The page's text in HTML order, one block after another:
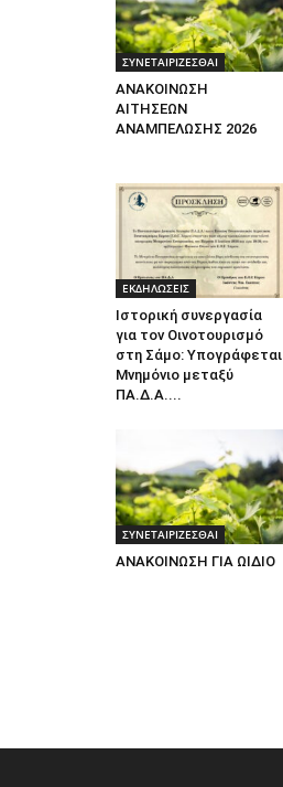
ΣΥΝΕΤΑΙΡΙΖΕΣΘΑΙ
ΑΝΑΚΟΙΝΩΣΗ
ΑΙΤΗΣΕΩΝ
ΑΝΑΜΠΕΛΩΣΗΣ 2026
ΕΚΔΗΛΩΣΕΙΣ
Ιστορική συνεργασία
για τον Οινοτουρισμό
στη Σάμο: Υπογράφεται
Μνημόνιο μεταξύ
ΠΑ.Δ.Α....
ΣΥΝΕΤΑΙΡΙΖΕΣΘΑΙ
ΑΝΑΚΟΙΝΩΣΗ ΓΙΑ ΩΙΔΙΟ